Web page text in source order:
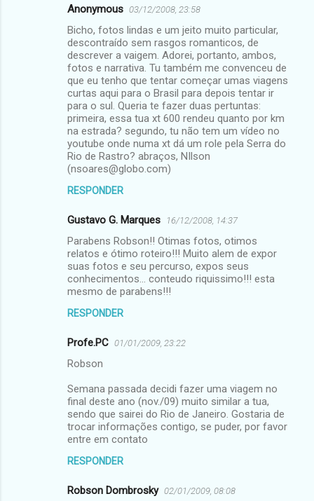
Anonymous 03/12/2008, 23:58
Bicho, fotos lindas e um jeito muito particular,
descontraído sem rasgos romanticos, de
descrever a vaigem. Adorei, portanto, ambos,
fotos e narrativa. Tu também me convenceu de
que eu tenho que tentar começar umas viagens
curtas aqui para o Brasil para depois tentar ir
para o sul. Queria te fazer duas pertuntas:
primeira, essa tua xt 600 rendeu quanto por km
na estrada? segundo, tu não tem um vídeo no
youtube onde numa xt dá um role pela Serra do
Rio de Rastro? abraços, NIlson
(nsoares@globo.com)
RESPONDER
Gustavo G. Marques 16/12/2008, 14:37
Parabens Robson!! Otimas fotos, otimos
relatos e ótimo roteiro!!! Muito alem de expor
suas fotos e seu percurso, expos seus
conhecimentos... conteudo riquissimo!!! esta
mesmo de parabens!!!
RESPONDER
Profe.PC 01/01/2009, 23:22
Robson
Semana passada decidi fazer uma viagem no
final deste ano (nov./09) muito similar a tua,
sendo que sairei do Rio de Janeiro. Gostaria de
trocar informações contigo, se puder, por favor
entre em contato
RESPONDER
Robson Dombrosky 02/01/2009, 08:08